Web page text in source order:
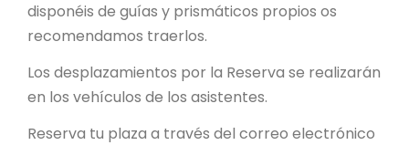
disponéis de guías y prismáticos propios os
recomendamos traerlos.
Los desplazamientos por la Reserva se realizarán
en los vehículos de los asistentes.
Reserva tu plaza a través del correo electrónico